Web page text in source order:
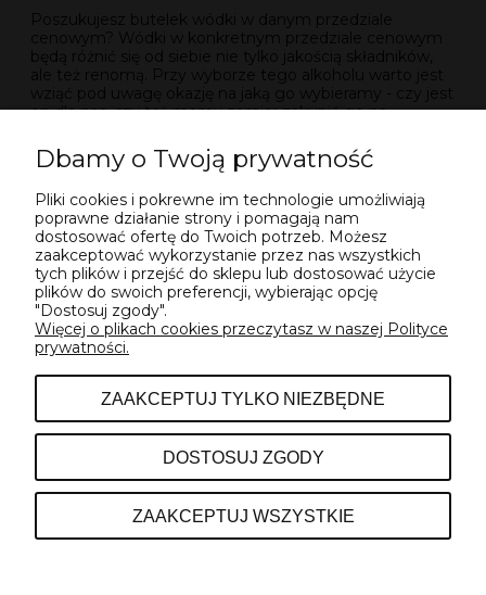
Poszukujesz butelek wódki w danym przedziale
cenowym? Wódki w konkretnym przedziale cenowym
będą różnić się od siebie nie tylko jakością składników,
ale też renomą. Przy wyborze tego alkoholu warto jest
wziąć pod uwagę okazję na jaką go wybieramy - czy jest
on dla nas, czy też mamy zamiar zakupić go na
inną charakterystykę.
charakterystyka:
Wódka do 100 zł
Wódka do 200 zł
INFORMACJE
O NAS
Dbamy o Twoją prywatność
Pliki cookies i pokrewne im technologie umożliwiają
poprawne działanie strony i pomagają nam
dostosować ofertę do Twoich potrzeb. Możesz
zaakceptować wykorzystanie przez nas wszystkich
tych plików i przejść do sklepu lub dostosować użycie
plików do swoich preferencji, wybierając opcję
"Dostosuj zgody".
Więcej o plikach cookies przeczytasz w naszej Polityce
prywatności.
ZAAKCEPTUJ TYLKO NIEZBĘDNE
DOSTOSUJ ZGODY
ZAAKCEPTUJ WSZYSTKIE